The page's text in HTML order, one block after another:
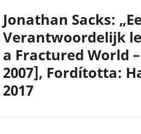
Jonathan Sacks:
Verantwoordelijk
a Fractured World
2007], Fordította:
2017